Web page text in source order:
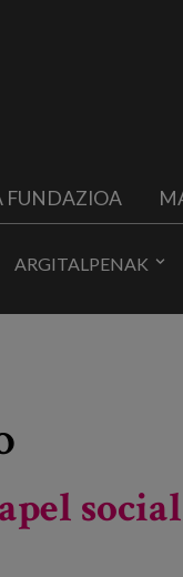
FUNDAZIOA
ARGITALPENAK